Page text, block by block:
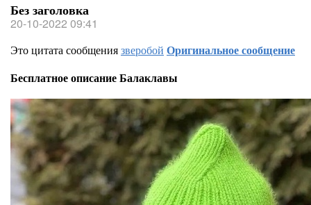
Без заголовка
20-10-2022 09:41
Это цитата сообщениязверобой Оригинальное сообщение
Бесплатное описание Балаклавы